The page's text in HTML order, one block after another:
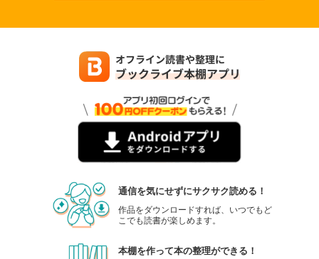
通信を気にせずにサクサク読める！
作品をダウンロードすれば、いつでもど
こでも読書が楽しめます。
本棚を作って本の整理ができる！